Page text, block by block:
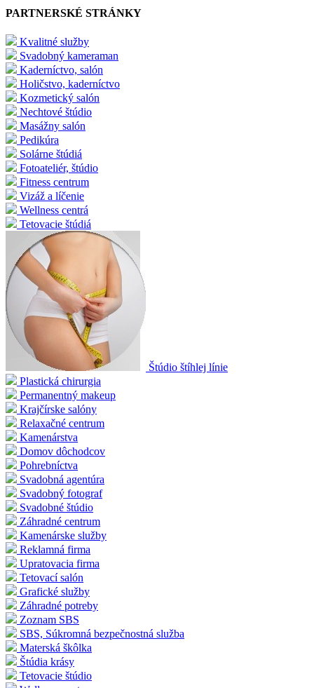
PARTNERSKÉ STRÁNKY
Kvalitné služby
Svadobný kameraman
Kaderníctvo, salón
Holičstvo, kaderníctvo
Kozmetický salón
Nechtové štúdio
Masážny salón
Pedikúra
Solárne štúdiá
Fotoateliér, štúdio
Fitness centrum
Vizáž a líčenie
Wellness centrá
Tetovacie štúdiá
Štúdio štíhlej línie
Plastická chirurgia
Permanentný makeup
Krajčírske salóny
Relaxačné centrum
Kamenárstva
Domov dôchodcov
Pohrebníctva
Svadobná agentúra
Svadobný fotograf
Svadobné štúdio
Záhradné centrum
Kamenárske služby
Reklamná firma
Upratovacia firma
Tetovací salón
Grafické služby
Záhradné potreby
Zoznam SBS
SBS, Súkromná bezpečnostná služba
Materská škôlka
Štúdia krásy
Tetovacie štúdio